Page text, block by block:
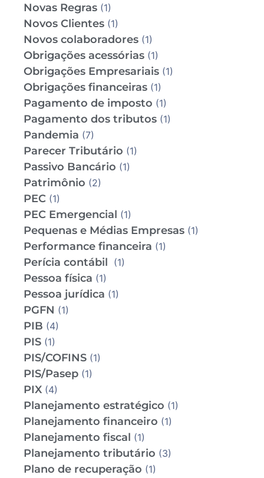
Novas Regras (1)
Novos Clientes (1)
Novos colaboradores (1)
Obrigações acessórias (1)
Obrigações Empresariais (1)
Obrigações financeiras (1)
Pagamento de imposto (1)
Pagamento dos tributos (1)
Pandemia (7)
Parecer Tributário (1)
Passivo Bancário (1)
Patrimônio (2)
PEC (1)
PEC Emergencial (1)
Pequenas e Médias Empresas (1)
Performance financeira (1)
Perícia contábil (1)
Pessoa física (1)
Pessoa jurídica (1)
PGFN (1)
PIB (4)
PIS (1)
PIS/COFINS (1)
PIS/Pasep (1)
PIX (4)
Planejamento estratégico (1)
Planejamento financeiro (1)
Planejamento fiscal (1)
Planejamento tributário (3)
Plano de recuperação (1)